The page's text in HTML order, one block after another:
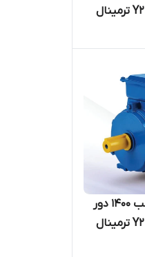
سه فاز پوسته چدن مدل Y2 ترمینال
الکتروموتور گوانگجو 4 اسب 1400 دور
سه فاز پوسته چدن مدل Y2 ترمینال